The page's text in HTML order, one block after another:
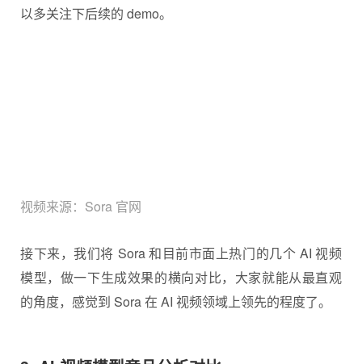
以多关注下后续的 demo。
视频来源：Sora 官网
接下来，我们将 Sora 和目前市面上热门的几个 AI 视频
模型，做一下生成效果的横向对比，大家就能从最直观
的角度，感觉到 Sora 在 AI 视频领域上领先的程度了。